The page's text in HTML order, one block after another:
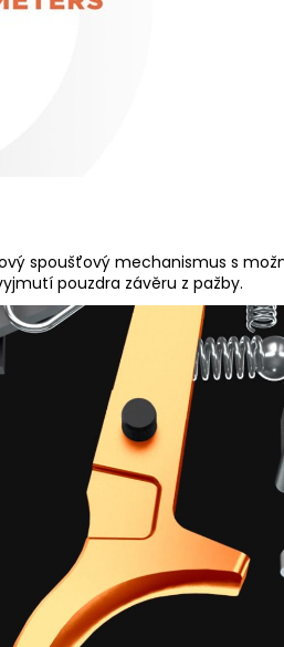
spoušťový mechanismus s
pouzdra závěru z pažby.